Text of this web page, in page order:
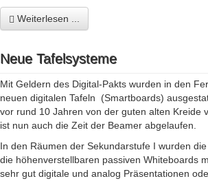
Weiterlesen ...
Neue Tafelsysteme
Mit Geldern des Digital-Pakts wurden in den
neuen digitalen Tafeln (Smartboards)
vor rund 10 Jahren von der guten alten Kreide
ist nun auch die Zeit der Beamer abgelaufen.
In den Räumen der Sekundarstufe I wurden
die höhenverstellbaren passiven Whiteboards
sehr gut digitale und analog Präsentationen